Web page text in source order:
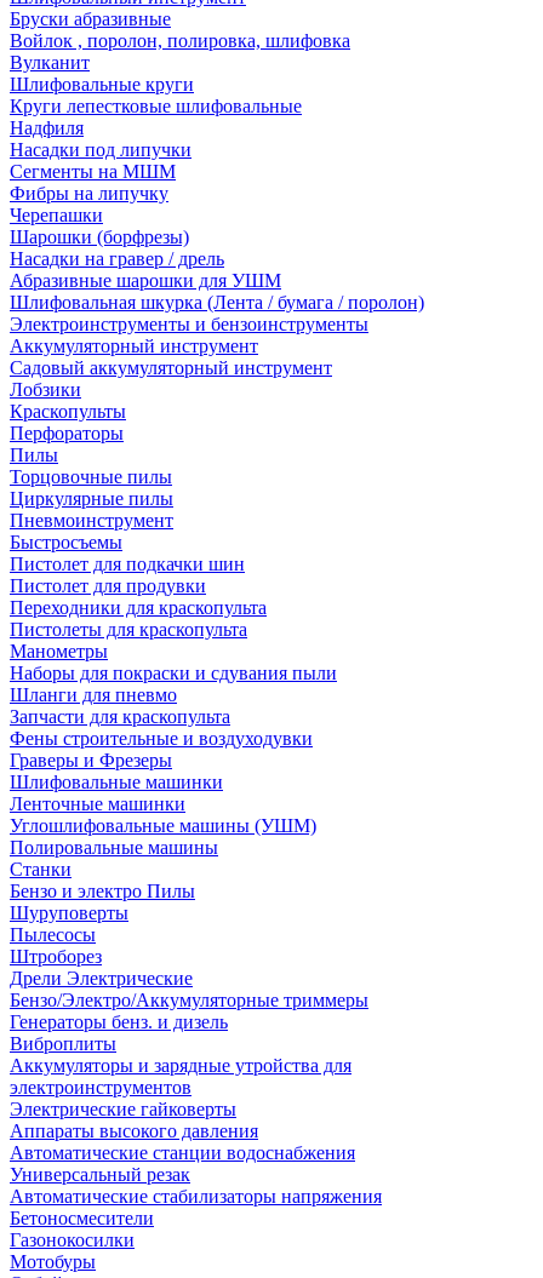
Бруски абразивные
Войлок , поролон, полировка, шлифовка
Вулканит
Шлифовальные круги
Круги лепестковые шлифовальные
Надфиля
Насадки под липучки
Сегменты на МШМ
Фибры на липучку
Черепашки
Шарошки (борфрезы)
Насадки на гравер / дрель
Абразивные шарошки для УШМ
Шлифовальная шкурка (Лента / бумага / поролон)
Электроинструменты и бензоинструменты
Аккумуляторный инструмент
Садовый аккумуляторный инструмент
Лобзики
Краскопульты
Перфораторы
Пилы
Торцовочные пилы
Циркулярные пилы
Пневмоинструмент
Быстросъемы
Пистолет для подкачки шин
Пистолет для продувки
Переходники для краскопульта
Пистолеты для краскопульта
Манометры
Наборы для покраски и сдувания пыли
Шланги для пневмо
Запчасти для краскопульта
Фены строительные и воздуходувки
Граверы и Фрезеры
Шлифовальные машинки
Ленточные машинки
Углошлифовальные машины (УШМ)
Полировальные машины
Станки
Бензо и электро Пилы
Шуруповерты
Пылесосы
Штроборез
Дрели Электрические
Бензо/Электро/Аккумуляторные триммеры
Генераторы бенз. и дизель
Виброплиты
Аккумуляторы и зарядные утройства для
электроинструментов
Электрические гайковерты
Аппараты высокого давления
Автоматические станции водоснабжения
Универсальный резак
Автоматические стабилизаторы напряжения
Бетоносмесители
Газонокосилки
Мотобуры